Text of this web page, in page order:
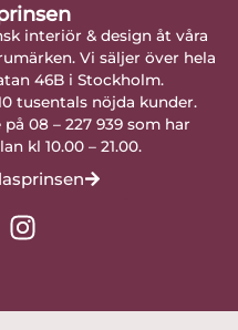
interiör & design åt våra
Vi säljer över hela
46B i Stockholm.
tusentals nöjda kunder.
08 – 227 939 som har
kl 10.00 – 21.00.
I
n